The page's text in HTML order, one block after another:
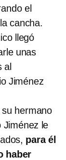
el
cancha.
llegó
unas
al
Jiménez
hermano
Jiménez le
para él
haber